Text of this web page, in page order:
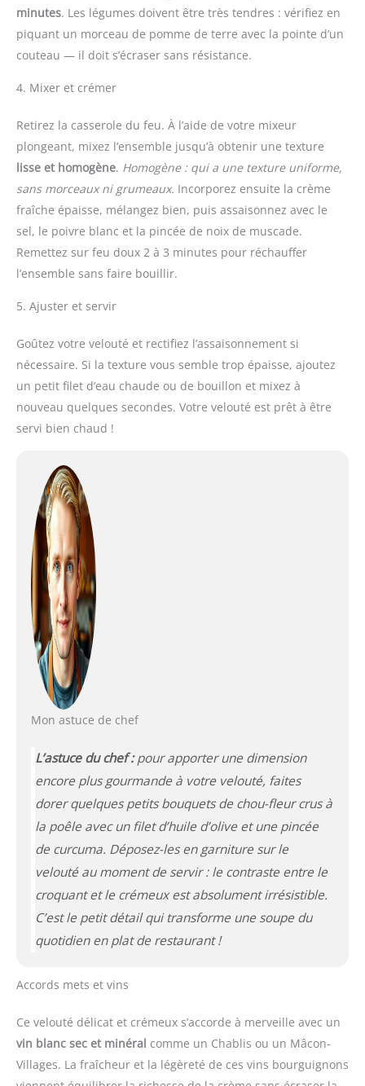
minutes. Les légumes doivent être très tendres : vérifiez en
piquant un morceau de pomme de terre avec la pointe d’un
couteau — il doit s’écraser sans résistance.
4. Mixer et crémer
Retirez la casserole du feu. À l’aide de votre mixeur
plongeant, mixez l’ensemble jusqu’à obtenir une texture
lisse et homogène. Homogène : qui a une texture uniforme,
sans morceaux ni grumeaux. Incorporez ensuite la crème
fraîche épaisse, mélangez bien, puis assaisonnez avec le
sel, le poivre blanc et la pincée de noix de muscade.
Remettez sur feu doux 2 à 3 minutes pour réchauffer
l’ensemble sans faire bouillir.
5. Ajuster et servir
Goûtez votre velouté et rectifiez l’assaisonnement si
nécessaire. Si la texture vous semble trop épaisse, ajoutez
un petit filet d’eau chaude ou de bouillon et mixez à
nouveau quelques secondes. Votre velouté est prêt à être
servi bien chaud !
Mon astuce de chef
L’astuce du chef :pour apporter une dimension
encore plus gourmande à votre velouté, faites
dorer quelques petits bouquets de chou-fleur crus à
la poêle avec un filet d’huile d’olive et une pincée
de curcuma. Déposez-les en garniture sur le
velouté au moment de servir : le contraste entre le
croquant et le crémeux est absolument irrésistible.
C’est le petit détail qui transforme une soupe du
quotidien en plat de restaurant !
Accords mets et vins
Ce velouté délicat et crémeux s’accorde à merveille avec un
vin blanc sec et minéral comme un Chablis ou un Mâcon-
Villages. La fraîcheur et la légèreté de ces vins bourguignons